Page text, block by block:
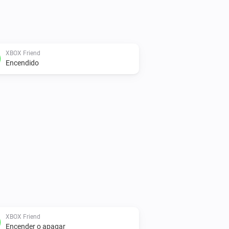
XBOX Friend
Encendido
XBOX Friend
Encender o apagar